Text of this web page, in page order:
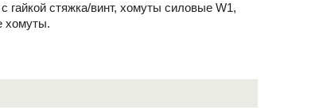
гайкой стяжка/винт, хомуты силовые W1,
хомуты.